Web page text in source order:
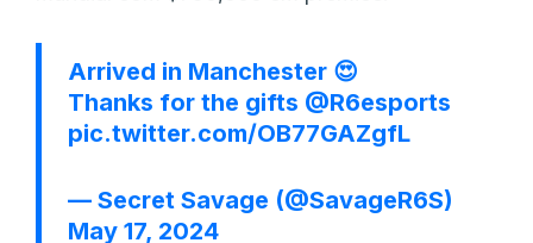
Arrived in Manchester 😍
Thanks for the gifts @R6esports
pic.twitter.com/OB77GAZgfL
— Secret Savage (@SavageR6S)
May 17, 2024